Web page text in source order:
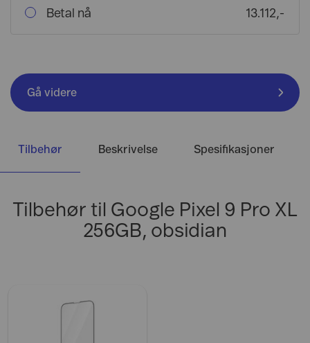
Betal nå 13.112,-
Gå videre
Tilbehør Beskrivelse Spesifikasjoner
Tilbehør til Google Pixel 9 Pro XL
256GB, obsidian